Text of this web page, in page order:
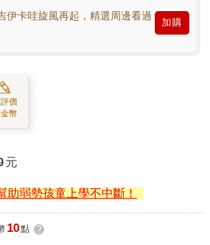
伊卡哇旋風再起，精選周邊看過
加購
價
幣
元
助弱勢孩童上學不中斷！
10點 ?